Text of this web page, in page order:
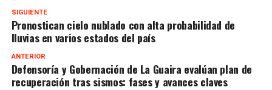
SIGUIENTE
Pronostican cielo nublado con alta probabilidad de
lluvias en varios estados del país
ANTERIOR
Defensoría y Gobernación de La Guaira evalúan plan de
recuperación tras sismos: fases y avances claves